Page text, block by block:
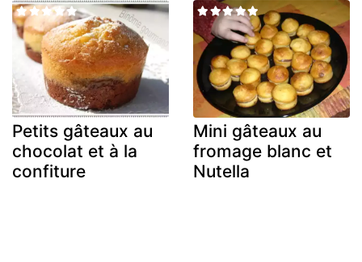
Petits gâteaux au
chocolat et à la
confiture
Mini gâteaux au
fromage blanc et
Nutella